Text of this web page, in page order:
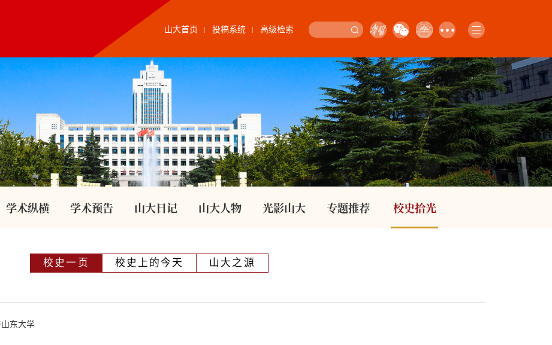
山大首页 投稿系统 高级检索
学术纵横 学术预告 山大日记 山大人物 光影山大 专题推荐 校史拾光
校史一页 校史上的今天 山大之源
东大学